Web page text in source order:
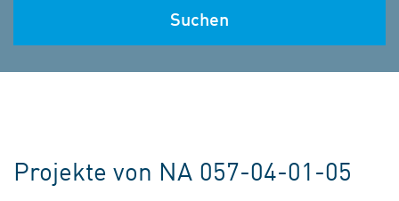
Suchen
Projekte von NA 057-04-01-05